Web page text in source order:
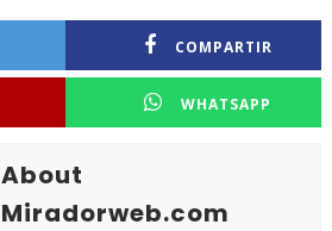
COMPARTIR
WHATSAPP
About
Miradorweb.com